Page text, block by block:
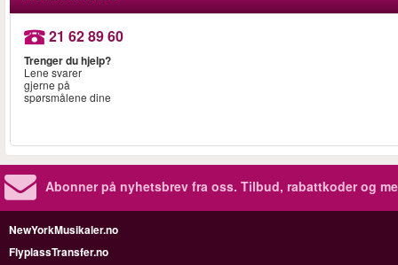
21 62 89 60
Trenger du hjelp?
Lene svarer
gjerne på
spørsmålene dine
Abonner på nyhetsbrev fra oss. Tilbud, rabattkoder og
NewYorkMusikaler.no
FlyplassTransfer.no